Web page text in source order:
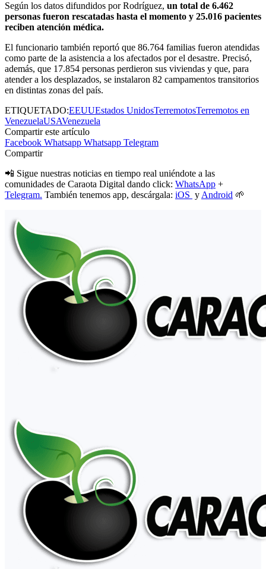
Según los datos difundidos por Rodríguez, un total de 6.462
personas fueron rescatadas hasta el momento y 25.016 pacientes
reciben atención médica.
El funcionario también reportó que 86.764 familias fueron atendidas
como parte de la asistencia a los afectados por el desastre. Precisó,
además, que 17.854 personas perdieron sus viviendas y que, para
atender a los desplazados, se instalaron 82 campamentos transitorios
en distintas zonas del país.
ETIQUETADO:EEUUEstados UnidosTerremotosTerremotos en
VenezuelaUSAVenezuela
Compartir este artículo
Facebook Whatsapp Whatsapp Telegram
Compartir
📲 Sigue nuestras noticias en tiempo real uniéndote a las
comunidades de Caraota Digital dando click: WhatsApp +
Telegram. También tenemos app, descárgala: iOS y Android 🌱